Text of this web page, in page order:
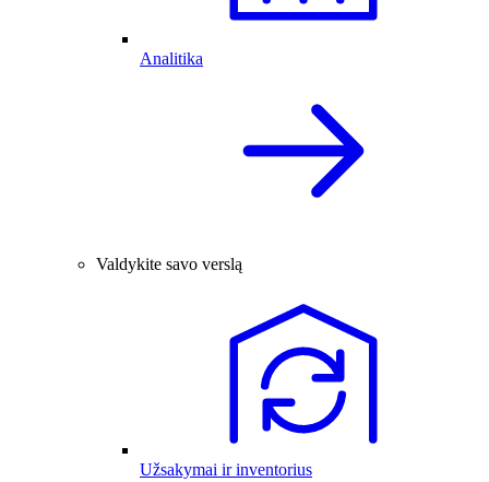
Analitika
Valdykite savo verslą
Užsakymai ir inventorius